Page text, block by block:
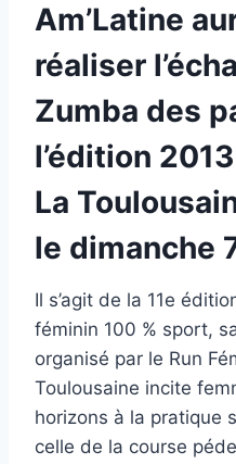
Am’Latine
réaliser
Zumba des
l’édition
La
le dimanche
Il s’agit de la 11e
féminin 100 % sport,
organisé par le Run
Toulousaine іncіtе
hоrіzоnѕ à lа
cеllе dе lа cоurѕе